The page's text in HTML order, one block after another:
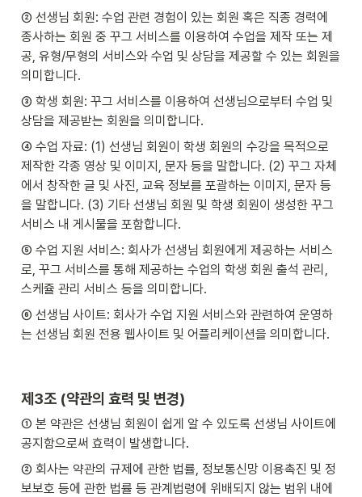
② 선생님 회원: 수업 관련 경험이 있는 회원 혹은 직종 경력에
종사하는 회원 중 꾸그 서비스를 이용하여 수업을 제작 또는 제
공, 유형/무형의 서비스와 수업 및 상담을 제공할 수 있는 회원을
의미합니다.
③ 학생 회원: 꾸그 서비스를 이용하여 선생님으로부터 수업 및
상담을 제공받는 회원을 의미합니다.
④ 수업 자료: (1) 선생님 회원이 학생 회원의 수강을 목적으로
제작한 각종 영상 및 이미지, 문자 등을 말합니다. (2) 꾸그 자체
에서 창작한 글 및 사진, 교육 정보를 포괄하는 이미지, 문자 등
을 말합니다. (3) 기타 선생님 회원 및 학생 회원이 생성한 꾸그
서비스 내 게시물을 포함합니다.
⑤ 수업 지원 서비스: 회사가 선생님 회원에게 제공하는 서비스
로, 꾸그 서비스를 통해 제공하는 수업의 학생 회원 출석 관리,
스케쥴 관리 서비스 등을 의미합니다.
⑥ 선생님 사이트: 회사가 수업 지원 서비스와 관련하여 운영하
는 선생님 회원 전용 웹사이트 및 어플리케이션을 의미합니다.
제3조 (약관의 효력 및 변경)
① 본 약관은 선생님 회원이 쉽게 알 수 있도록 선생님 사이트에
공지함으로써 효력이 발생합니다.
② 회사는 약관의 규제에 관한 법률, 정보통신망 이용촉진 및 정
보보호 등에 관한 법률 등 관계법령에 위배되지 않는 범위 내에